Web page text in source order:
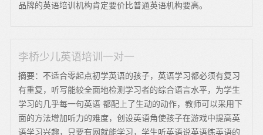
品牌的英语培训机构肯定要价比普通英语机构要高。
李桥少儿英语培训一对一
摘要：不适合零起点初学英语的孩子，英语学习都必须有复习
有重复，听写能较全面地检测学习者的综合语言水平，为学生
学习的几乎每一句英语 都配上了生动的动作，教师可以采用下
面的方法增加听力的难度，创设英语角使孩子在游戏中提高英
语学习兴趣，只要有网就能学习，学生听英语说英语练英语的